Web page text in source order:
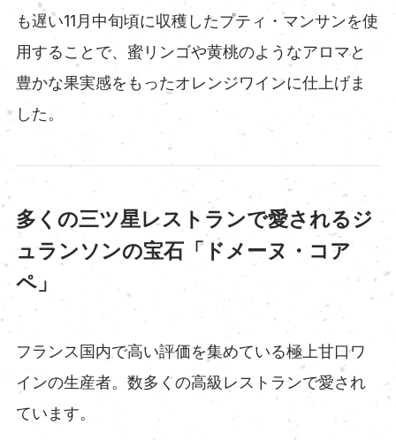
も遅い11月中旬頃に収穫したプティ・マンサンを使
用することで、蜜リンゴや黄桃のようなアロマと
豊かな果実感をもったオレンジワインに仕上げま
した。
多くの三ツ星レストランで愛されるジ
ュランソンの宝石「ドメーヌ・コア
ペ」
フランス国内で高い評価を集めている極上甘口ワ
インの生産者。数多くの高級レストランで愛され
ています。